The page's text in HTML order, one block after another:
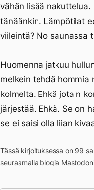
vähän lisää nakuttelua.
tänäänkin. Lämpötilat
viileintä? No saunassa
Huomenna jatkuu
melkein tehdä hommia
kolmelta. Ehkä jotain
järjestää. Ehkä. Se on
se ei saisi olla liian
Tässä kirjoituksessa on 99
seuraamalla blogia